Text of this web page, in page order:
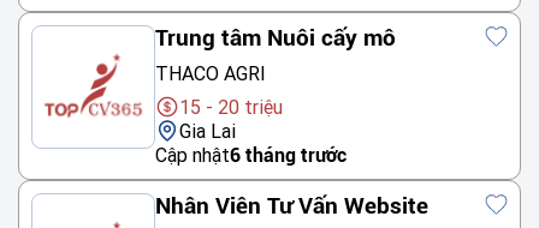
Trung tâm Nuôi cấy mô
THACO AGRI
15 - 20 triệu
Gia Lai
Cập nhật6 tháng trước
Nhân Viên Tư Vấn Website